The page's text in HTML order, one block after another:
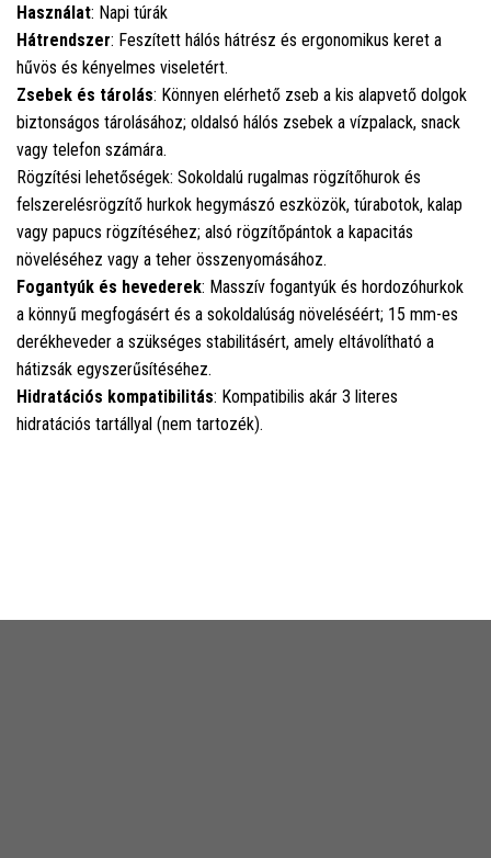
Használat: Napi túrák
Hátrendszer: Feszített hálós hátrész és ergonomikus keret a
hűvös és kényelmes viseletért.
Zsebek és tárolás: Könnyen elérhető zseb a kis alapvető dolgok
biztonságos tárolásához; oldalsó hálós zsebek a vízpalack, snack
vagy telefon számára.
Rögzítési lehetőségek: Sokoldalú rugalmas rögzítőhurok és
felszerelésrögzítő hurkok hegymászó eszközök, túrabotok, kalap
vagy papucs rögzítéséhez; alsó rögzítőpántok a kapacitás
növeléséhez vagy a teher összenyomásához.
Fogantyúk és hevederek: Masszív fogantyúk és hordozóhurkok
a könnyű megfogásért és a sokoldalúság növeléséért; 15 mm-es
derékheveder a szükséges stabilitásért, amely eltávolítható a
hátizsák egyszerűsítéséhez.
Hidratációs kompatibilitás: Kompatibilis akár 3 literes
hidratációs tartállyal (nem tartozék).